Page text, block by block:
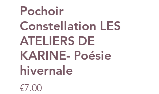
Pochoir
Constellation LES
ATELIERS DE
KARINE- Poésie
hivernale
€7.00Price